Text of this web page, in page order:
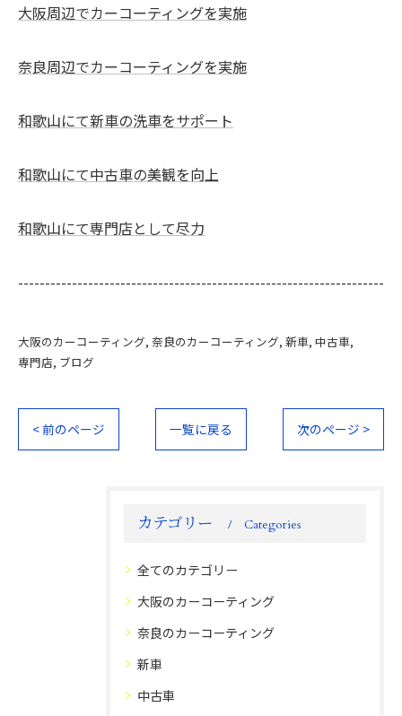
大阪周辺でカーコーティングを実施
奈良周辺でカーコーティングを実施
和歌山にて新車の洗車をサポート
和歌山にて中古車の美観を向上
和歌山にて専門店として尽力
--------------------------------------------------------------------
大阪のカーコーティング 奈良のカーコーティング 新車 中古車
専門店 ブログ
< 前のページ 一覧に戻る 次のページ >
カテゴリー Categories
全てのカテゴリー
大阪のカーコーティング
奈良のカーコーティング
新車
中古車